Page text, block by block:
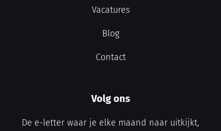
Vacatures
Blog
Contact
Volg ons
De e-letter waar je elke maand naar uitkijkt,